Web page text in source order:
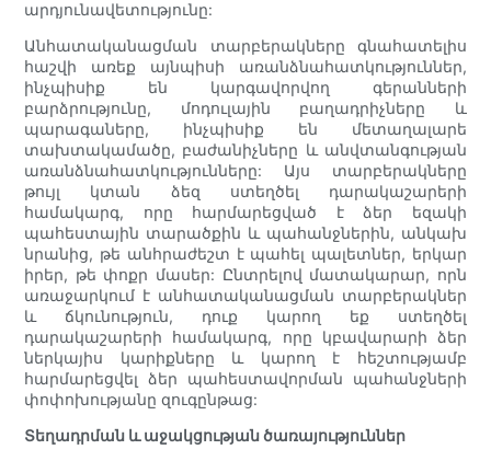
արդյունավետությունը:
Անհատականացման տարբերակները գնահատելիս
հաշվի առեք այնպիսի առանձնահատկություններ,
ինչպիսիք են կարգավորվող գերանների
բարձրությունը, մոդուլային բաղադրիչները և
պարագաները, ինչպիսիք են մետաղալարե
տախտակամածը, բաժանիչները և անվտանգության
առանձնահատկությունները: Այս տարբերակները
թույլ կտան ձեզ ստեղծել դարակաշարերի
համակարգ, որը հարմարեցված է ձեր եզակի
պահեստային տարածքին և պահանջներին, անկախ
նրանից, թե անհրաժեշտ է պահել պալետներ, երկար
իրեր, թե փոքր մասեր: Ընտրելով մատակարար, որն
առաջարկում է անհատականացման տարբերակներ
և ճկունություն, դուք կարող եք ստեղծել
դարակաշարերի համակարգ, որը կբավարարի ձեր
ներկայիս կարիքները և կարող է հեշտությամբ
հարմարեցվել ձեր պահեստավորման պահանջների
փոփոխությանը զուգընթաց:
Տեղադրման և աջակցության ծառայություններ